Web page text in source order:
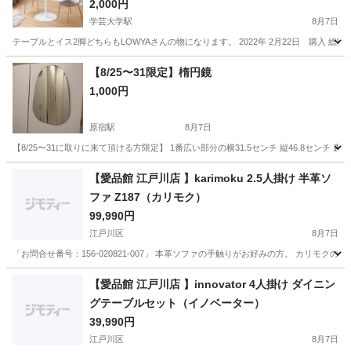
2,000円
学芸大学駅 8月7日
テーブルとイス2脚どちらもLOWYAさんの物になります。 2022年 2月22日 購入 総額
東京 目黒区 ダイニングセット
【8/25〜31限定】楕円鏡
1,000円
原宿駅 8月7日
【8/25〜31に取りに来て頂ける方限定】 1番広い部分の横31.5センチ 縦46.8センチ
原宿駅 ミラー/鏡 よろしくお願いします
【愛品館 江戸川店 】karimoku 2.5人掛け 半革ソ
ファ Z187（カリモク）
99,990円
江戸川区 8月7日
「お問合せ番号：156-020821-007」 本革ソファの手触りがお好みの方。 カリモクの
ソファ 商品
【愛品館 江戸川店 】innovator 4人掛け ダイニン
グテーブルセット（イノベーター）
39,990円
江戸川区 8月7日